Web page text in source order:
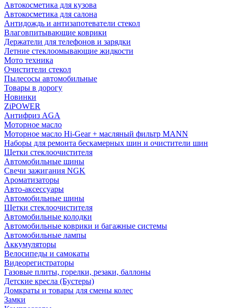
Автокосметика для кузова
Автокосметика для салона
Антидождь и антизапотеватели стекол
Влаговпитывающие коврики
Держатели для телефонов и зарядки
Летние стеклоомывающие жидкости
Мото техника
Очистители стекол
Пылесосы автомобильные
Товары в дорогу
Новинки
ZiPOWER
Антифриз AGA
Моторное масло
Моторное масло Hi-Gear + масляный фильтр MANN
Наборы для ремонта бескамерных шин и очистители шин
Щетки стеклоочистителя
Автомобильные шины
Свечи зажигания NGK
Ароматизаторы
Авто-аксессуары
Автомобильные шины
Щетки стеклоочистителя
Автомобильные колодки
Автомобильные коврики и багажные системы
Автомобильные лампы
Аккумуляторы
Велосипеды и самокаты
Видеорегистраторы
Газовые плиты, горелки, резаки, баллоны
Детские кресла (Бустеры)
Домкраты и товары для смены колес
Замки